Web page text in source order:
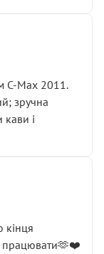
C-Max 2011.
зручна
і
кінця
працювати🫶❤️